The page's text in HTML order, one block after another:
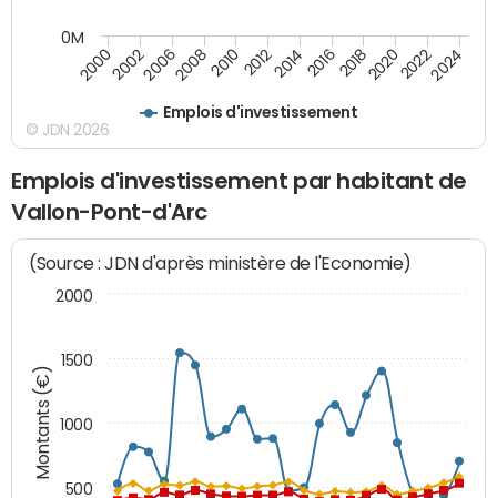
Emplois d'investissement
20002002200620082010 2012201420162018202020222024
0M
© JDN 2026
Emplois d'investissement par habitant de
Vallon-Pont-d'Arc
Montants (€)
(Source : JDN d'après ministère de l'Economie)
500
1000
1500
2000